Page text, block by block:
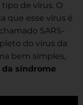
de vírus. O
que esse vírus é
SARS-
do vírus da
bem simples,
da síndrome